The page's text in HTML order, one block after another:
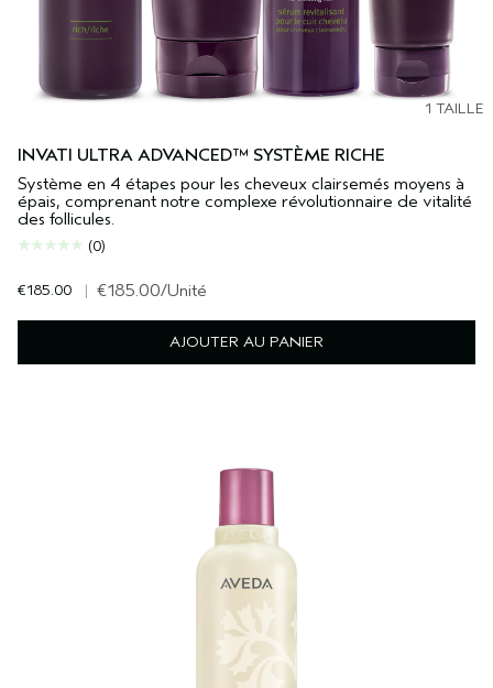
1 TAILLE
INVATI ULTRA ADVANCED™ SYSTÈME RICHE
Système en 4 étapes pour les cheveux clairsemés moyens à
épais, comprenant notre complexe révolutionnaire de vitalité
des follicules.
(0)
€185.00 | €185.00/Unité
AJOUTER AU PANIER